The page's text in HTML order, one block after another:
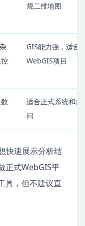
规二维地图
GIS能力强，适合
WebGIS项目
适合正式系统和多
问
快速展示分析结
正式WebGIS平
具，但不建议直